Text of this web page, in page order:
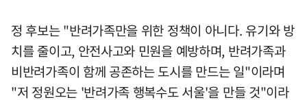
정 후보는 "반려가족만을 위한 정책이 아니다. 유기와 방
치를 줄이고, 안전사고와 민원을 예방하며, 반려가족과
비반려가족이 함께 공존하는 도시를 만드는 일"이라며
"저 정원오는 '반려가족 행복수도 서울'을 만들 것"이라